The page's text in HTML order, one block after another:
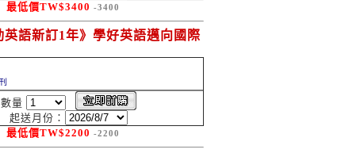
最低價TW$3400 -3400
英語新訂1年》學好英語邁向國際
數量
起送月份：
最低價TW$2200 -2200